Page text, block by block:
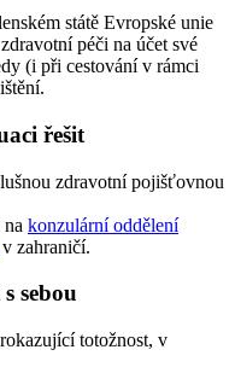
státě Evropské unie
péči na účet své
(i při cestování v rámci
řešit
zdravotní pojišťovnou
konzulární oddělení
v zahraničí.
sebou
totožnost, v